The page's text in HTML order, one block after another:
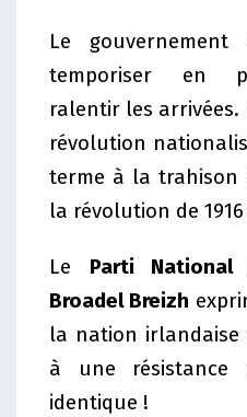
Le
temporiser en
ralentir les arrivées.
révolution
terme à la trahison
la révolution de 1916
Le Parti
Broadel Breizh
la nation
à une résistance
identique !